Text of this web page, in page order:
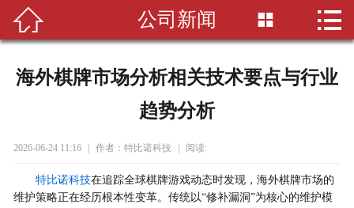
 首页
常见问题
 公司新闻  
海外棋牌市场分析相关技术要点与行业
趋势分析
2026-06-24 11:16 作者：特比诺科技 阅读:
特比诺科技在追踪全球棋牌游戏动态时发现，海外棋牌市场的
维护策略正在经历根本性变革。传统以“修补漏洞”为核心的维护模